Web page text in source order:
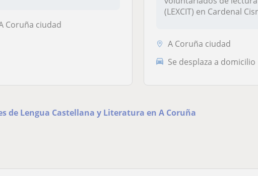
Coruña ciudad
(LEXCIT) en Cardenal
A Coruña ciudad
Se desplaza a domicilio
de Lengua Castellana y Literatura en A Coruña